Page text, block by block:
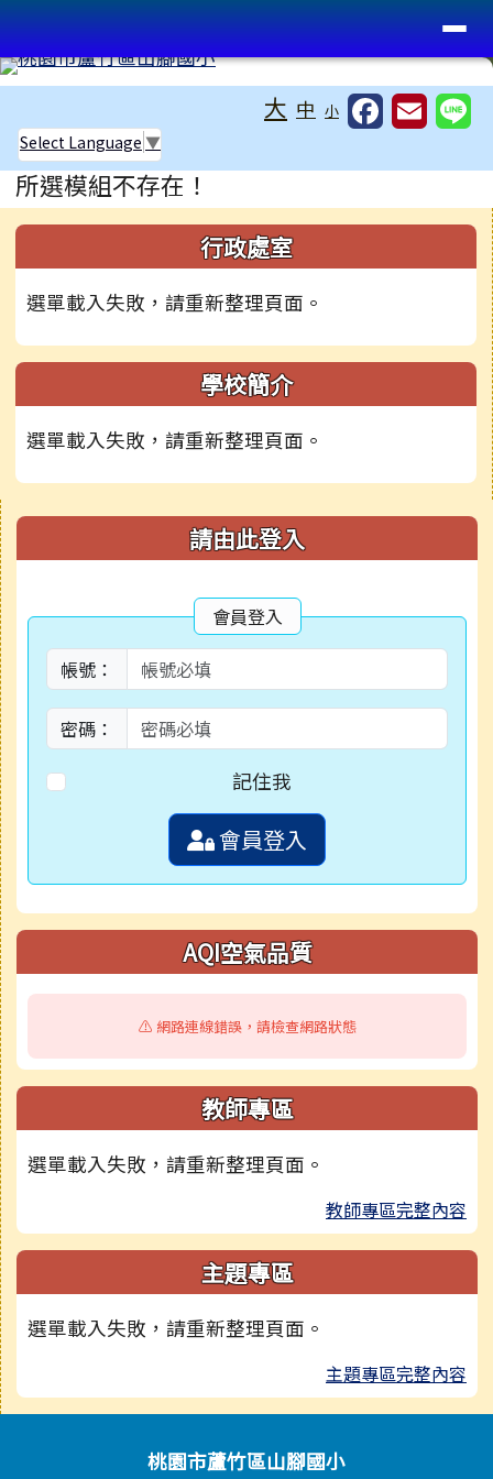
跳至主內容區
桃園市蘆竹區山腳國小
導覽列
大 中 小
Select Language ▼
主內容區域
所選模組不存在！
左邊區域內容 行政處室
選單載入失敗，請重新整理頁面。
學校簡介
選單載入失敗，請重新整理頁面。
右邊區域內容 請由此登入
會員登入
帳號：
密碼：
記住我
會員登入
AQI空氣品質
⚠️ 網路連線錯誤，請檢查網路狀態
教師專區
選單載入失敗，請重新整理頁面。
教師專區完整內容
主題專區
選單載入失敗，請重新整理頁面。
主題專區完整內容
頁尾區域
頁尾區域內容桃園市蘆竹區山腳國小